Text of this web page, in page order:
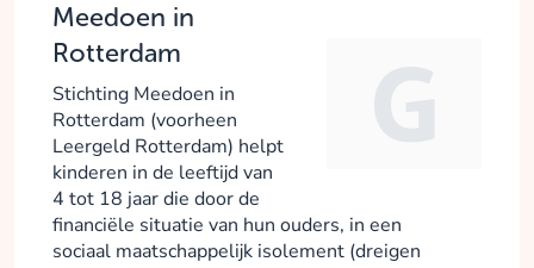
Meedoen in
Rotterdam
Stichting Meedoen in
Rotterdam (voorheen
Leergeld Rotterdam) helpt
kinderen in de leeftijd van
4 tot 18 jaar die door de
financiële situatie van hun ouders, in een
sociaal maatschappelijk isolement (dreigen